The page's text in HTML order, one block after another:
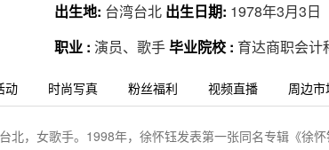
出生地: 台湾台北 出生日期: 1978年3月3日
职业 : 演员、歌手毕业院校 : 育达商职会计
动 时尚写真 粉丝福利 视频直播 周边市
北，女歌手。1998年，徐怀钰发表第一张同名专辑《徐